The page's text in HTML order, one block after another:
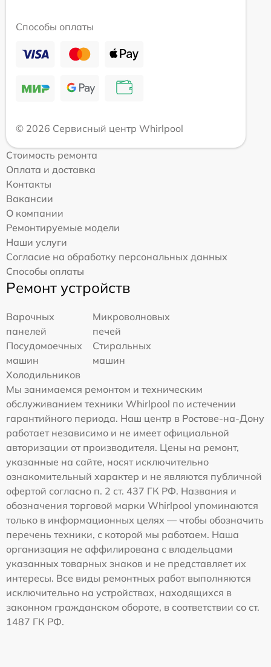
Способы оплаты
© 2026 Сервисный центр Whirlpool
Стоимость ремонта
Оплата и доставка
Контакты
Вакансии
О компании
Ремонтируемые модели
Наши услуги
Согласие на обработку персональных данных
Способы оплаты
Ремонт устройств
Варочных
панелей
Микроволновых
печей
Посудомоечных
машин
Стиральных
машин
Холодильников
Мы занимаемся ремонтом и техническим
обслуживанием техники Whirlpool по истечении
гарантийного периода. Наш центр в Ростове-на-Дону
работает независимо и не имеет официальной
авторизации от производителя. Цены на ремонт,
указанные на сайте, носят исключительно
ознакомительный характер и не являются публичной
офертой согласно п. 2 ст. 437 ГК РФ. Названия и
обозначения торговой марки Whirlpool упоминаются
только в информационных целях — чтобы обозначить
перечень техники, с которой мы работаем. Наша
организация не аффилирована с владельцами
указанных товарных знаков и не представляет их
интересы. Все виды ремонтных работ выполняются
исключительно на устройствах, находящихся в
законном гражданском обороте, в соответствии со ст.
1487 ГК РФ.